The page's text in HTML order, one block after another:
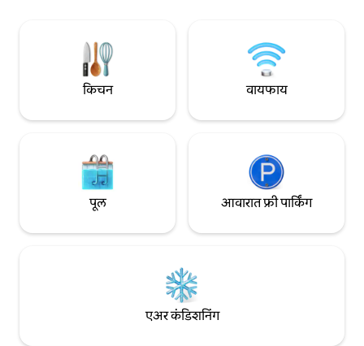
किचन वायफाय
पूल आवारात फ्री पार्किंग
एअर कंडिशनिंग